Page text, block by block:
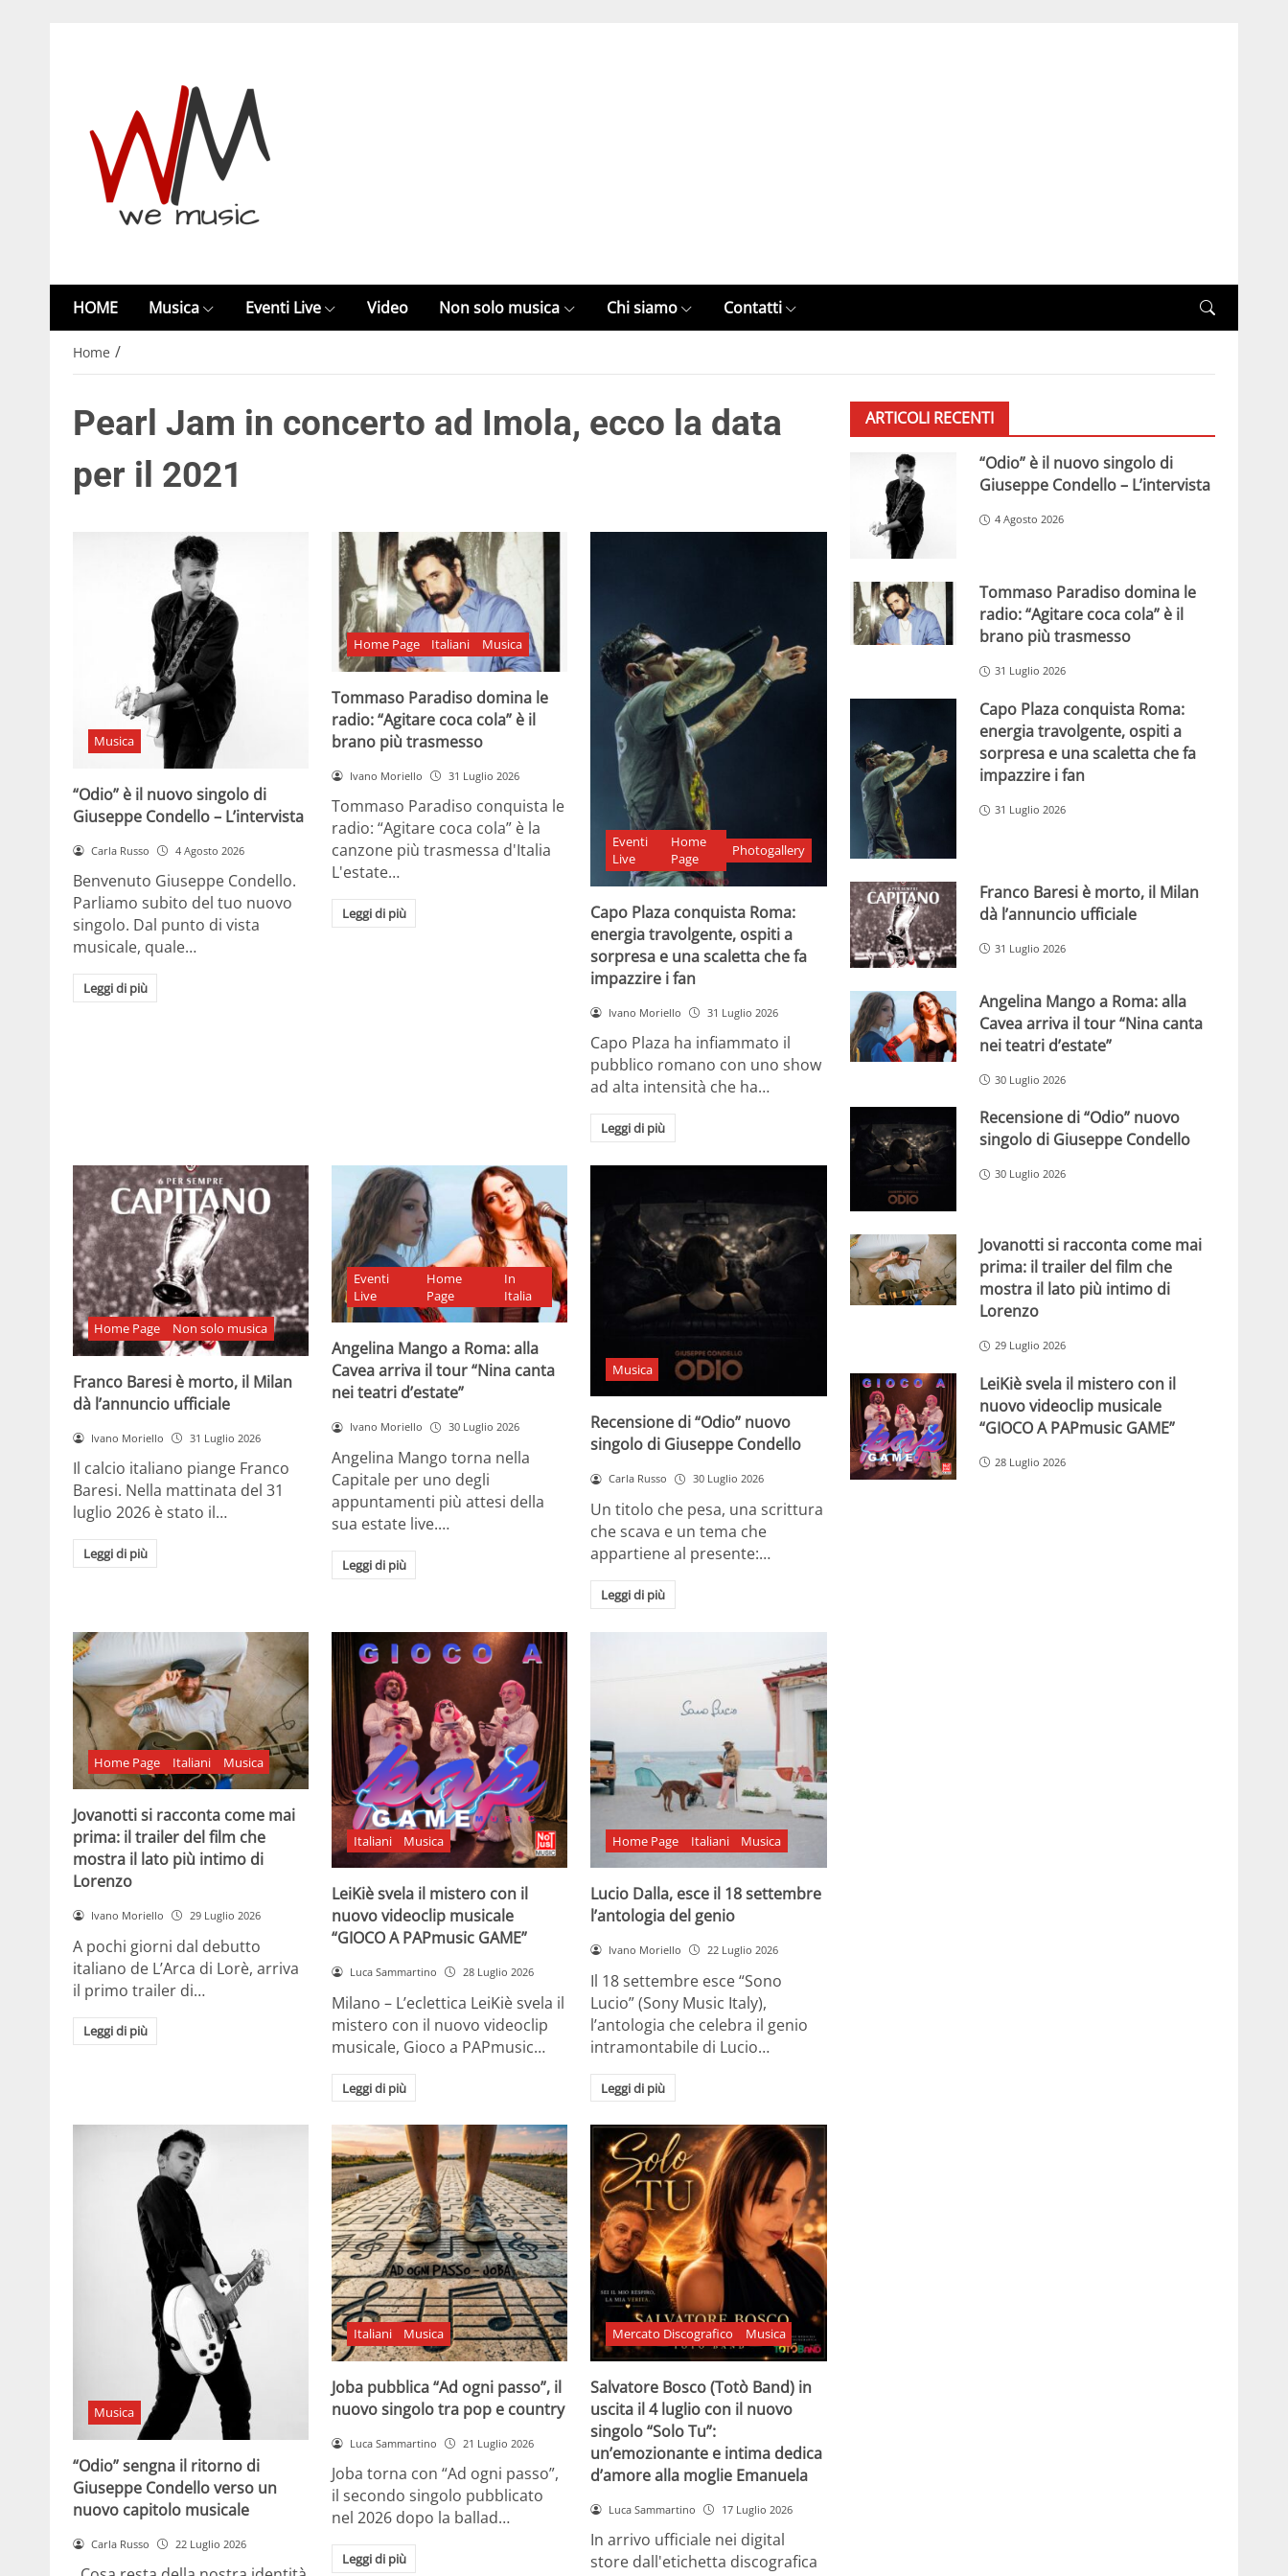
HOME Musica Eventi Live Video Non solo musica Chi siamo Contatti
Home /
Pearl Jam in concerto ad Imola, ecco la data
per il 2021
Musica
“Odio” è il nuovo singolo di
Giuseppe Condello – L’intervista
Carla Russo 4 Agosto 2026
Benvenuto Giuseppe Condello.
Parliamo subito del tuo nuovo
singolo. Dal punto di vista
musicale, quale…
Leggi di più
Home Page Italiani Musica
Tommaso Paradiso domina le
radio: “Agitare coca cola” è il
brano più trasmesso
Ivano Moriello 31 Luglio 2026
Tommaso Paradiso conquista le
radio: “Agitare coca cola” è la
canzone più trasmessa d'Italia
L'estate…
Leggi di più
Eventi
Live
Home
Page
Photogallery
Capo Plaza conquista Roma:
energia travolgente, ospiti a
sorpresa e una scaletta che fa
impazzire i fan
Ivano Moriello 31 Luglio 2026
Capo Plaza ha infiammato il
pubblico romano con uno show
ad alta intensità che ha…
Leggi di più
Home Page Non solo musica
Franco Baresi è morto, il Milan
dà l’annuncio ufficiale
Ivano Moriello 31 Luglio 2026
Il calcio italiano piange Franco
Baresi. Nella mattinata del 31
luglio 2026 è stato il…
Leggi di più
Eventi
Live
Home
Page
In
Italia
Angelina Mango a Roma: alla
Cavea arriva il tour “Nina canta
nei teatri d’estate”
Ivano Moriello 30 Luglio 2026
Angelina Mango torna nella
Capitale per uno degli
appuntamenti più attesi della
sua estate live.…
Leggi di più
Musica
Recensione di “Odio” nuovo
singolo di Giuseppe Condello
Carla Russo 30 Luglio 2026
Un titolo che pesa, una scrittura
che scava e un tema che
appartiene al presente:…
Leggi di più
Home Page Italiani Musica
Jovanotti si racconta come mai
prima: il trailer del film che
mostra il lato più intimo di
Lorenzo
Ivano Moriello 29 Luglio 2026
A pochi giorni dal debutto
italiano de L’Arca di Lorè, arriva
il primo trailer di…
Leggi di più
Italiani Musica
LeiKiè svela il mistero con il
nuovo videoclip musicale
“GIOCO A PAPmusic GAME”
Luca Sammartino 28 Luglio 2026
Milano – L’eclettica LeiKiè svela il
mistero con il nuovo videoclip
musicale, Gioco a PAPmusic…
Leggi di più
Home Page Italiani Musica
Lucio Dalla, esce il 18 settembre
l’antologia del genio
Ivano Moriello 22 Luglio 2026
Il 18 settembre esce “Sono
Lucio” (Sony Music Italy),
l’antologia che celebra il genio
intramontabile di Lucio…
Leggi di più
Musica
“Odio” sengna il ritorno di
Giuseppe Condello verso un
nuovo capitolo musicale
Carla Russo 22 Luglio 2026
Italiani Musica
Joba pubblica “Ad ogni passo”, il
nuovo singolo tra pop e country
Luca Sammartino 21 Luglio 2026
Joba torna con “Ad ogni passo”,
il secondo singolo pubblicato
nel 2026 dopo la ballad…
Leggi di più
Mercato Discografico Musica
Salvatore Bosco (Totò Band) in
uscita il 4 luglio con il nuovo
singolo “Solo Tu”:
un’emozionante e intima dedica
d’amore alla moglie Emanuela
Luca Sammartino 17 Luglio 2026
In arrivo ufficiale nei digital
store dall'etichetta discografica
ARTICOLI RECENTI
“Odio” è il nuovo singolo di
Giuseppe Condello – L’intervista
4 Agosto 2026
Tommaso Paradiso domina le
radio: “Agitare coca cola” è il
brano più trasmesso
31 Luglio 2026
Capo Plaza conquista Roma:
energia travolgente, ospiti a
sorpresa e una scaletta che fa
impazzire i fan
31 Luglio 2026
Franco Baresi è morto, il Milan
dà l’annuncio ufficiale
31 Luglio 2026
Angelina Mango a Roma: alla
Cavea arriva il tour “Nina canta
nei teatri d’estate”
30 Luglio 2026
Recensione di “Odio” nuovo
singolo di Giuseppe Condello
30 Luglio 2026
Jovanotti si racconta come mai
prima: il trailer del film che
mostra il lato più intimo di
Lorenzo
29 Luglio 2026
LeiKiè svela il mistero con il
nuovo videoclip musicale
“GIOCO A PAPmusic GAME”
28 Luglio 2026